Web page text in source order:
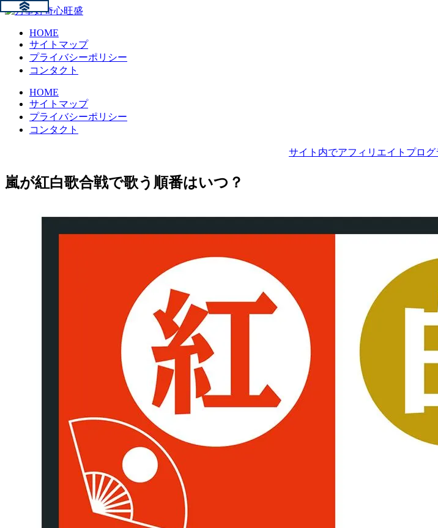
HOME
サイトマップ
プライバシーポリシー
コンタクト
HOME
サイトマップ
プライバシーポリシー
コンタクト
サイト内でアフィリエイトプロ
嵐が紅白歌合戦で歌う順番はいつ？